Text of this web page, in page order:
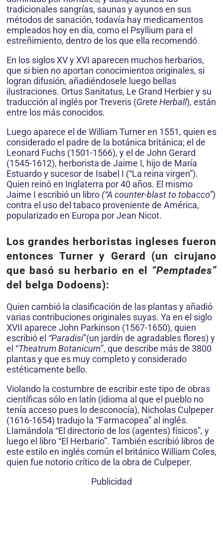
tradicionales sangrías, saunas y ayunos en sus
métodos de sanación, todavía hay medicamentos
empleados hoy en día, como el Psyllium para el
estreñimiento, dentro de los que ella recomendó.
En los siglos XV y XVI aparecen muchos herbarios,
que si bien no aportan conocimientos originales, si
logran difusión, añadiéndosele luego bellas
ilustraciones. Ortus Sanitatus, Le Grand Herbier y su
traducción al inglés por Treveris (Grete Herball), están
entre los más conocidos.
Luego aparece el de William Turner en 1551, quien es
considerado el padre de la botánica británica; el de
Leonard Fuchs (1501-1566), y el de John Gerard
(1545-1612), herborista de Jaime I, hijo de María
Estuardo y sucesor de Isabel I (“La reina virgen”).
Quien reinó en Inglaterra por 40 años. El mismo
Jaime I escribió un libro (“A counter-blast to tobacco”)
contra el uso del tabaco proveniente de América,
popularizado en Europa por Jean Nicot.
Los grandes herboristas ingleses fueron
entonces Turner y Gerard (un cirujano
que basó su herbario en el “Pemptades”
del belga Dodoens):
Quien cambió la clasificación de las plantas y añadió
varias contribuciones originales suyas. Ya en el siglo
XVII aparece John Parkinson (1567-1650), quien
escribió el “Paradisi”(un jardín de agradables flores) y
el “Theatrum Botanicum”, que describe más de 3800
plantas y que es muy completo y considerado
estéticamente bello.
Violando la costumbre de escribir este tipo de obras
científicas sólo en latín (idioma al que el pueblo no
tenía acceso pues lo desconocía), Nicholas Culpeper
(1616-1654) tradujo la “Farmacopea” al inglés.
Llamándola “El directorio de los (agentes) físicos”, y
luego el libro “El Herbario”. También escribió libros de
este estilo en inglés común el británico William Coles,
quien fue notorio crítico de la obra de Culpeper.
Publicidad